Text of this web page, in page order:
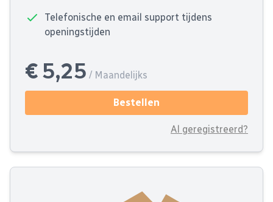
Telefonische en email support tijdens
openingstijden
€ 5,25 / Maandelijks
Bestellen
Al geregistreerd?